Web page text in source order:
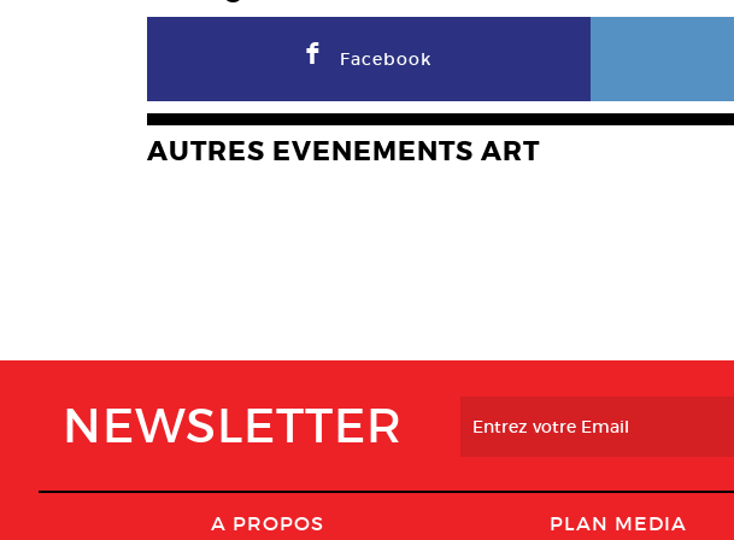
F Facebook
AUTRES EVENEMENTS ART
NEWSLETTER
A PROPOS PLAN MEDIA